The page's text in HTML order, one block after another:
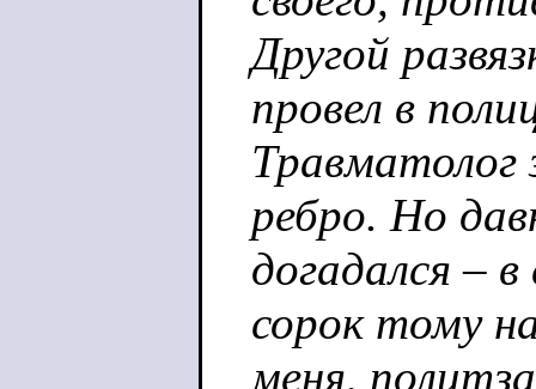
Другой
провел в
Травматолог
ребро. Но
догадался –
сорок тому
меня,